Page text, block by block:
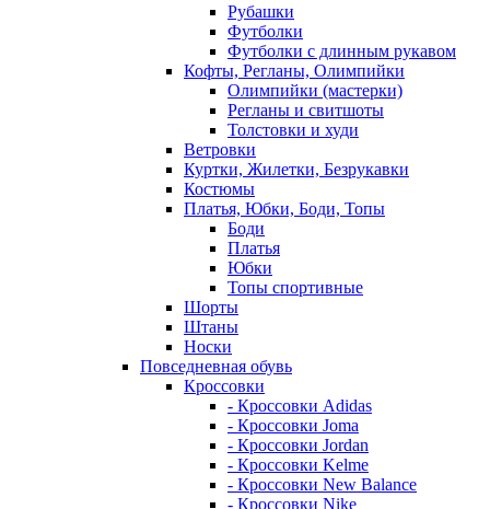
Рубашки
Футболки
Футболки с длинным рукавом
Кофты, Регланы, Олимпийки
Олимпийки (мастерки)
Регланы и свитшоты
Толстовки и худи
Ветровки
Куртки, Жилетки, Безрукавки
Костюмы
Платья, Юбки, Боди, Топы
Боди
Платья
Юбки
Топы спортивные
Шорты
Штаны
Носки
Повседневная обувь
Кроссовки
- Кроссовки Adidas
- Кроссовки Joma
- Кроссовки Jordan
- Кроссовки Kelme
- Кроссовки New Balance
- Кроссовки Nike